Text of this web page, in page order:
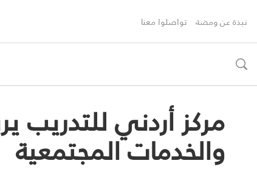
نبذة عن ومضة تواصلوا معنا
toggle
مركز أردني للتدريب
والخدمات المجتمعية